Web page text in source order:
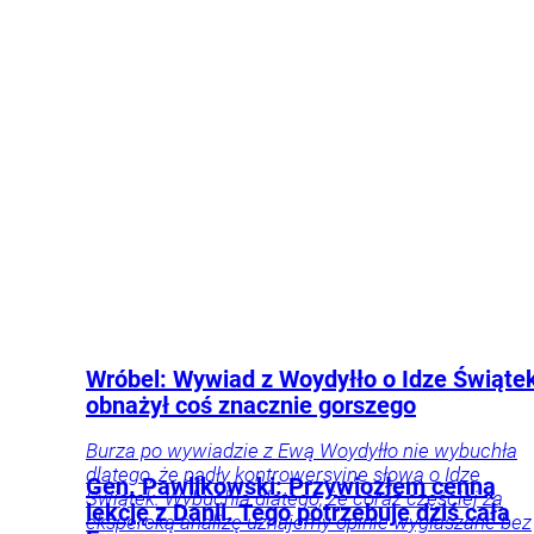
Wróbel: Wywiad z Woydyłło o Idze
obnażył coś znacznie gorszego
Burza po wywiadzie z Ewą Woydyłło nie wybuchła
dlatego, że padły kontrowersyjne słowa o Idze
Świątek. Wybuchła dlatego, że coraz częściej za
ekspercką analizę uznajemy opinie wygłaszane bez
Gen. Pawlikowski: Przywiozłem cenną
lekcję z Danii. Tego potrzebuje dziś cała